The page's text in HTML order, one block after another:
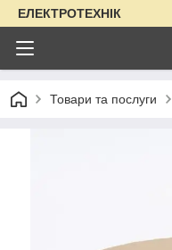
ЕЛЕКТРОТЕХНІК
Товари та послуги